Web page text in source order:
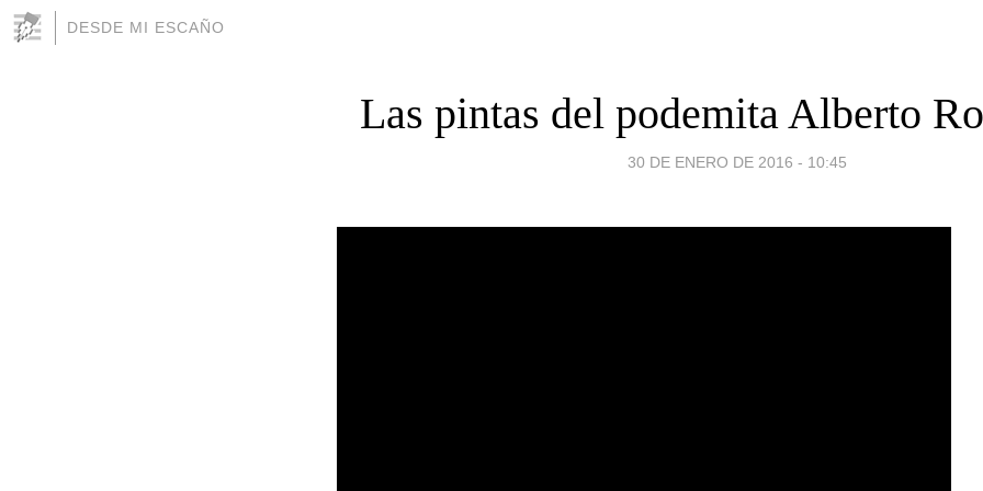
DESDE MI ESCAÑO
Las pintas del podemita Alberto
30 DE ENERO DE 2016 - 10:45